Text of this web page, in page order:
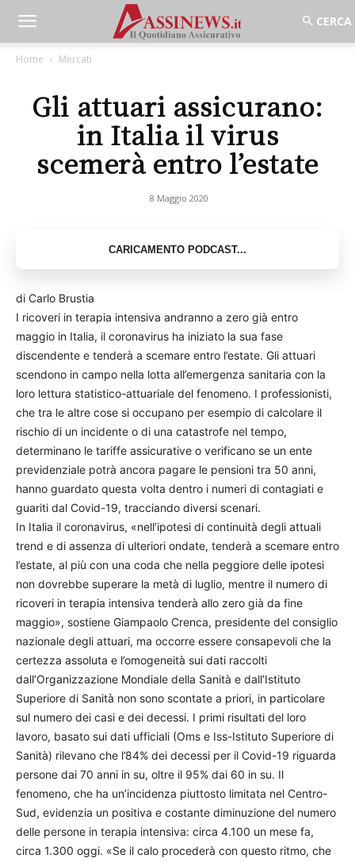
Home Mercati
Gli attuari assicurano:
in Italia il virus
scemerà entro l’estate
8 Maggio 2020
di Carlo Brustia
I ricoveri in terapia intensiva andranno a zero già entro
maggio in Italia, il coronavirus ha iniziato la sua fase
discendente e tenderà a scemare entro l’estate. Gli attuari
scendono in campo nella lotta all’emergenza sanitaria con la
loro lettura statistico-attuariale del fenomeno. I professionisti,
che tra le altre cose si occupano per esempio di calcolare il
rischio di un incidente o di una catastrofe nel tempo,
determinano le tariffe assicurative o verificano se un ente
previdenziale potrà ancora pagare le pensioni tra 50 anni,
hanno guardato questa volta dentro i numeri di contagiati e
guariti dal Covid-19, tracciando diversi scenari.
In Italia il coronavirus, «nell’ipotesi di continuità degli attuali
trend e di assenza di ulteriori ondate, tenderà a scemare entro
l’estate, al più con una coda che nella peggiore delle ipotesi
non dovrebbe superare la metà di luglio, mentre il numero di
ricoveri in terapia intensiva tenderà allo zero già da fine
maggio», sostiene Giampaolo Crenca, presidente del consiglio
nazionale degli attuari, ma occorre essere consapevoli che la
certezza assoluta e l’omogeneità sui dati raccolti
dall’Organizzazione Mondiale della Sanità e dall’Istituto
Superiore di Sanità non sono scontate a priori, in particolare
sul numero dei casi e dei decessi. I primi risultati del loro
lavoro, basato sui dati ufficiali (Oms e Iss-Istituto Superiore di
Sanità) rilevano che l’84% dei decessi per il Covid-19 riguarda
persone dai 70 anni in su, oltre il 95% dai 60 in su. Il
fenomeno, che ha un’incidenza piuttosto limitata nel Centro-
Sud, evidenzia un positiva e costante diminuzione del numero
delle persone in terapia intensiva: circa 4.100 un mese fa,
circa 1.300 oggi. «Se il calo procederà con questo ritmo, che